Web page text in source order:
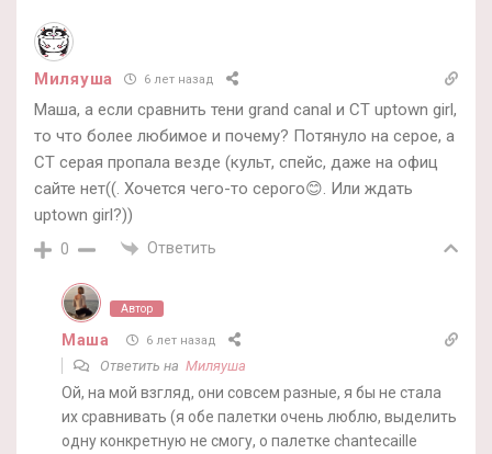
Миляуша 6 лет назад
Маша, а если сравнить тени grand canal и CT uptown girl,
то что более любимое и почему? Потянуло на серое, а
CT серая пропала везде (культ, спейс, даже на офиц
сайте нет((. Хочется чего-то серого😊. Или ждать
uptown girl?))
0 Ответить
Автор
Маша 6 лет назад
Ответить на Миляуша
Ой, на мой взгляд, они совсем разные, я бы не стала
их сравнивать (я обе палетки очень люблю, выделить
одну конкретную не смогу, о палетке chantecaille